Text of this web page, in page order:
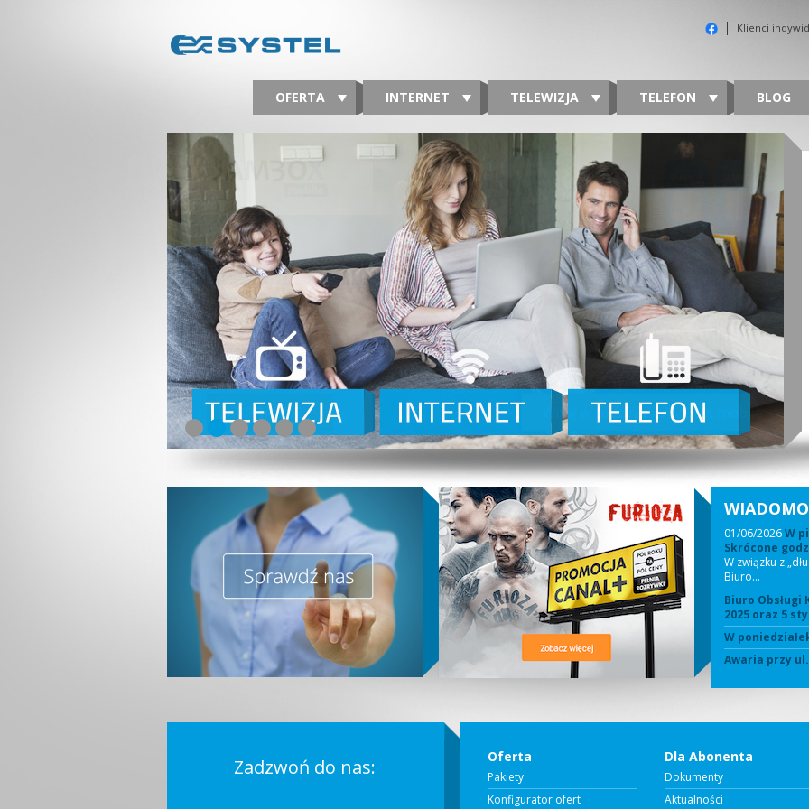
Klienci
OFERTA INTERNET TELEWIZJA TELEFON BLOG
01/06/2026W
Skrócone
W związku z
Biuro…
Biuro Obsługi
2025 oraz 5
W
Awaria przy
Zadzwoń do nas: Oferta
Pakiety
Konfigurator ofert
Dla Abonenta
Dokumenty
Aktualności